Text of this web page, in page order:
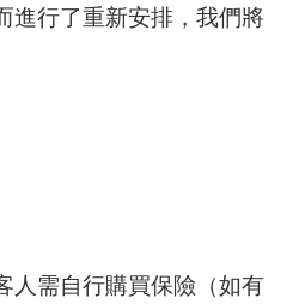
進行了重新安排，我們將
人需自行購買保險（如有